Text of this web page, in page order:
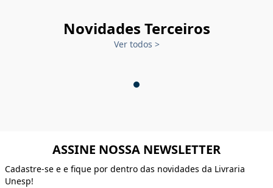
Novidades Terceiros
Ver todos >
ASSINE NOSSA NEWSLETTER
Cadastre-se e e fique por dentro das novidades da Livraria
Unesp!